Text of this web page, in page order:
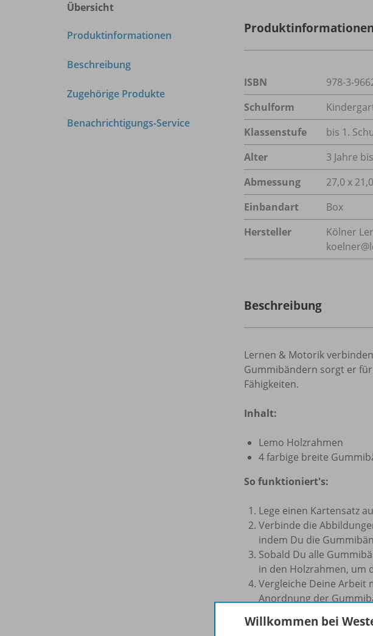
Übersicht
Produktinformationen
Beschreibung
Zugehörige Produkte
Benachrichtigungs-Service
Produktinformationen
ISBN
978-3-
Schulform
Klassenstufe
bis 1.
Alter
3 Jahre
Abmessung
27,0 x
Einbandart
Box
Hersteller
Kölner
Beschreibung
Lernen & Motorik
Gummibändern sorgt er
Fähigkeiten.
Inhalt:
Lemo Holzrahmen
4 farbige breite
So funktioniert's:
Lege einen Kartensatz
Verbinde die
indem Du die
Sobald Du alle
in den Holzrahmen, um
Vergleiche Deine Arbeit
Anordnung der
Willkommen bei